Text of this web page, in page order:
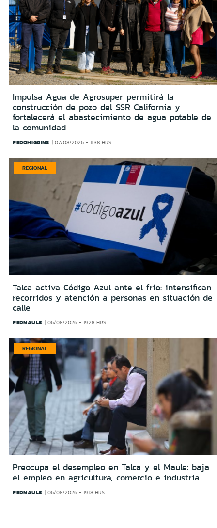
Impulsa Agua de Agrosuper permitirá la
construcción de pozo del SSR California y
fortalecerá el abastecimiento de agua potable de
la comunidad
REDOHIGGINS 07/08/2026 - 11:38 HRS
REGIONAL
Talca activa Código Azul ante el frío: intensifican
recorridos y atención a personas en situación de
calle
REDMAULE 06/08/2026 - 19:28 HRS
REGIONAL
Preocupa el desempleo en Talca y el Maule: baja
el empleo en agricultura, comercio e industria
REDMAULE 06/08/2026 - 19:18 HRS